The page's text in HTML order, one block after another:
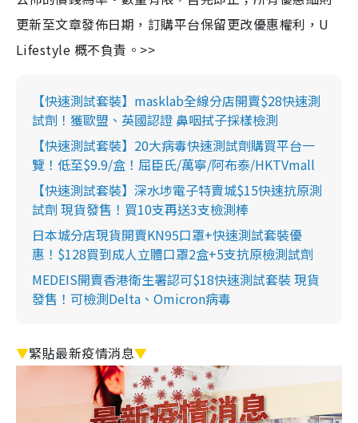
更新至文章發佈日期，訂購平台保留更改優惠權利，U
Lifestyle 概不負責。>>
【快速測試套裝】masklab全線分店開賣$28快速測
試劑！獲歐盟、英國認證 鼻咽拭子採樣檢測
【快速測試套裝】20大病毒快速測試劑購買平台一
覽！低至$9.9/盒！屈臣氏/萬寧/阿布泰/HKTVmall
【快速測試套裝】深水埗電子特賣城$15快速抗原測
試劑 現貨發售！買10支再送3支檢測棒
日本城分店現貨開賣KN95口罩+快速測試套裝優
惠！$128買到成人立體口罩2盒+5支抗原檢測試劑
MEDEIS開賣香港衛生署認可$18快速測試套裝 現貨
發售！可檢測Delta、Omicron病毒
▼緊貼最新疫情消息▼